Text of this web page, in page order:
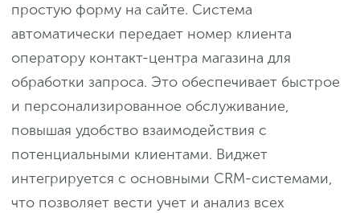
простую форму на сайте. Система
автоматически передает номер клиента
оператору контакт-центра магазина для
обработки запроса. Это обеспечивает быстрое
и персонализированное обслуживание,
повышая удобство взаимодействия с
потенциальными клиентами. Виджет
интегрируется с основными CRM-системами,
что позволяет вести учет и анализ всех